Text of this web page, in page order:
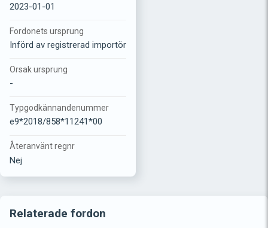
2023-01-01
Fordonets ursprung
Införd av registrerad importör
Orsak ursprung
-
Typgodkännandenummer
e9*2018/858*11241*00
Återanvänt regnr
Nej
Relaterade fordon